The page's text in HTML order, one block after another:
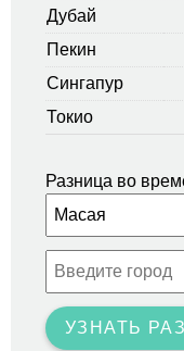
Дубай
Пекин
Сингапур
Токио
Разница во
УЗНАТЬ